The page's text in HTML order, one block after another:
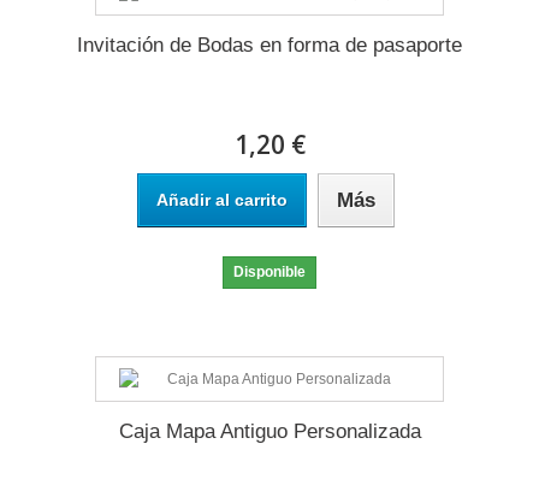
Invitación de Bodas en forma de pasaporte
1,20 €
Añadir al carrito Más
Disponible
Caja Mapa Antiguo Personalizada